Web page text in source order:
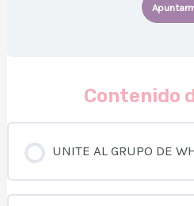
Contenido
UNITE AL GRUPO DE